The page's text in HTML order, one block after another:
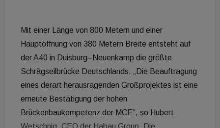
Mit einer Länge von 800 Metern und einer
Hauptöffnung von 380 Metern Breite entsteht auf
der A40 in Duisburg–Neuenkamp die größte
Schrägseilbrücke Deutschlands. „Die Beauftragung
eines derart herausragenden Großprojektes ist eine
erneute Bestätigung der hohen
Brückenbaukompetenz der MCE”, so Hubert
Wetschnig, CEO der Habau Group. Die